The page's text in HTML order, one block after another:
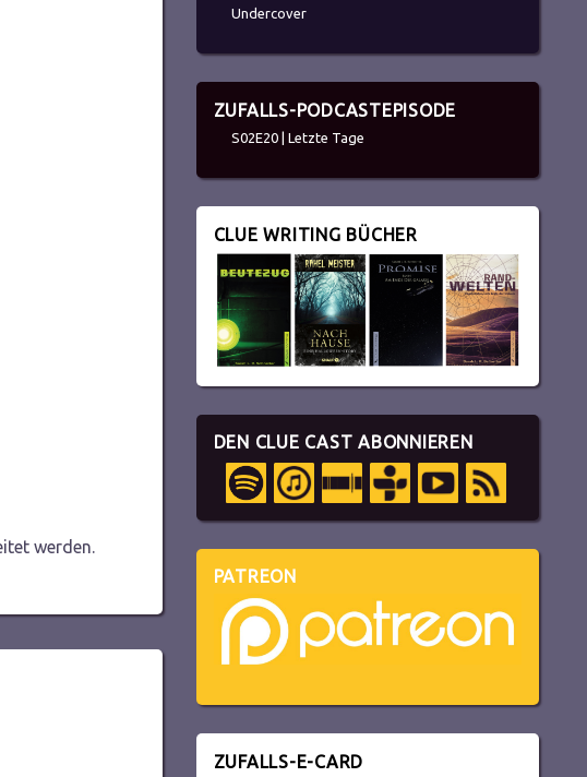
werden.
Undercover
ZUFALLS-PODCASTEPISODE
S02E20 | Letzte Tage
CLUE WRITING BÜCHER
DEN CLUE CAST ABONNIEREN
PATREON
ZUFALLS-E-CARD